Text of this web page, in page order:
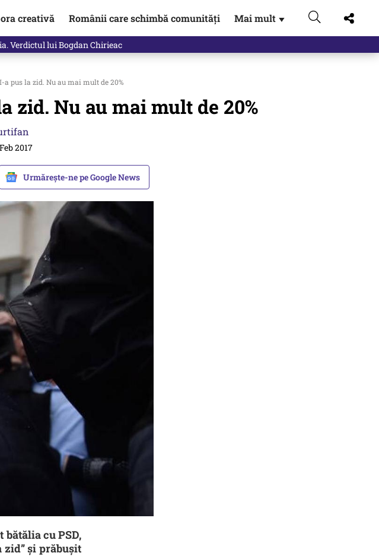
creativă Românii care schimbă comunități Mai mult ▼
pentru toți românii
a pus la zid. Nu au mai mult de 20%
zid. Nu au mai mult de 20%
2017
Urmărește-ne pe Google News
bătălia cu PSD,
zid” și prăbușit